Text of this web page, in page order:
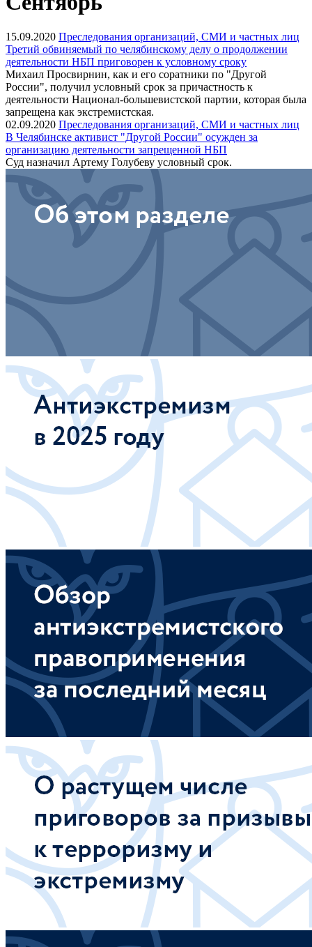
15.09.2020 Преследования организаций, СМИ и частных лиц
Третий обвиняемый по челябинскому делу о продолжении
деятельности НБП приговорен к условному сроку
Михаил Просвирнин, как и его соратники по "Другой
России", получил условный срок за причастность к
деятельности Национал-большевистской партии, которая была
запрещена как экстремистская.
02.09.2020 Преследования организаций, СМИ и частных лиц
В Челябинске активист "Другой России" осужден за
организацию деятельности запрещенной НБП
Суд назначил Артему Голубеву условный срок.